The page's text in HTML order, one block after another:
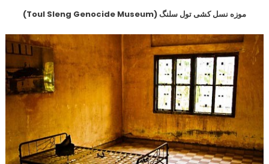
موزه نسل کشی تول سلنگ (Toul Sleng Genocide Museum)